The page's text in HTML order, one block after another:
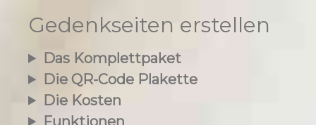
Gedenkseiten erstellen
Das Komplettpaket
Die QR-Code Plakette
Die Kosten
Funktionen